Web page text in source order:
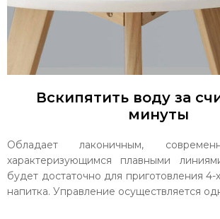
Вскипятить воду за
минуты
Обладает лаконичным,
характеризующимся плавными
будет достаточно для приготовления
напитка. Управление осуществляется